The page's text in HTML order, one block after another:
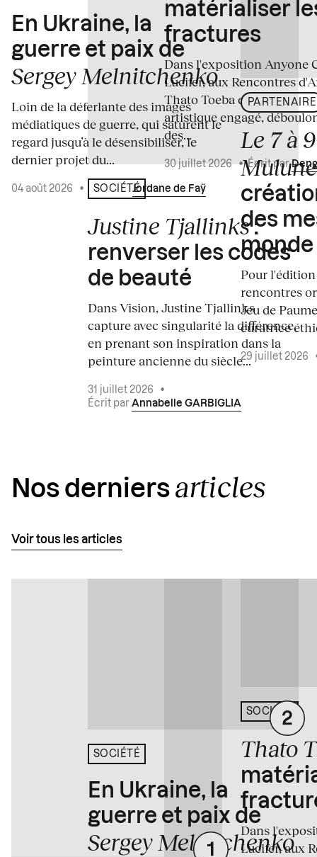
En Ukraine, la
guerre et paix de
Sergey Melnitchenko
Loin de la déferlante des images
médiatiques de guerre, qui saturent le
regard jusqu’à le désensibiliser, le
dernier projet du...
04 août 2026 • Écrit par Jordane de Faÿ
SOCIÉTÉ
Justine Tjallinks:
renverser les codes
de beauté
Dans Vision, Justine Tjallinks
capture avec singularité la différence,
en prenant son inspiration dans la
peinture ancienne du siècle...
31 juillet 2026
•
Écrit par Annabelle GARBIGLIA
matérialiser
fractures
Dans l'exposition Anyone
Lucifer, aux Rencontres
Thato Toeba dévoile un
artistique engagé,
des...
30 juillet 2026•Écrit par
PARTENAIRE
Le 7 à
des
monde
Pour l'édition
rencontres
Jeu de
curatrice
29 juillet 2026
Nos derniers articles
Voir tous les articles
SOCIÉTÉ
En Ukraine, la
guerre et paix de
Sergey Melnitchenko
SOCIÉTÉ
Thato
Dans
Lucifer, aux